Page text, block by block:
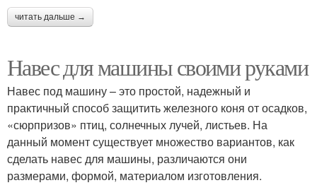
читать дальше →
Навес для машины своими руками
Навес под машину – это простой, надежный и
практичный способ защитить железного коня от осадков,
«сюрпризов» птиц, солнечных лучей, листьев. На
данный момент существует множество вариантов, как
сделать навес для машины, различаются они
размерами, формой, материалом изготовления.